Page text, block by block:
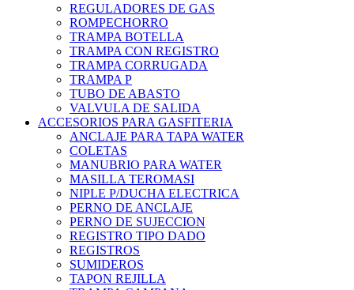
REGULADORES DE GAS
ROMPECHORRO
TRAMPA BOTELLA
TRAMPA CON REGISTRO
TRAMPA CORRUGADA
TRAMPA P
TUBO DE ABASTO
VALVULA DE SALIDA
ACCESORIOS PARA GASFITERIA
ANCLAJE PARA TAPA WATER
COLETAS
MANUBRIO PARA WATER
MASILLA TEROMASI
NIPLE P/DUCHA ELECTRICA
PERNO DE ANCLAJE
PERNO DE SUJECCION
REGISTRO TIPO DADO
REGISTROS
SUMIDEROS
TAPON REJILLA